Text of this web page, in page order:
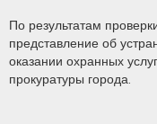
По результатам
представление об
оказании охранных
прокуратуры города.